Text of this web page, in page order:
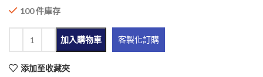
100 件庫存
加入購物車 客製化訂購
添加至收藏夾